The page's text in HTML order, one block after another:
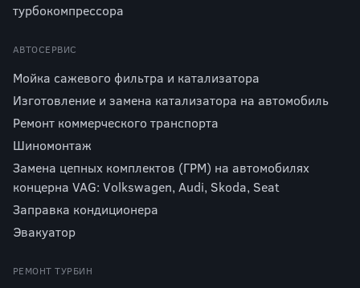
турбокомпрессора
АВТОСЕРВИС
Мойка сажевого фильтра и катализатора
Изготовление и замена катализатора на автомобиль
Ремонт коммерческого транспорта
Шиномонтаж
Замена цепных комплектов (ГРМ) на автомобилях
концерна VAG: Volkswagen, Audi, Skoda, Seat
Заправка кондиционера
Эвакуатор
РЕМОНТ ТУРБИН